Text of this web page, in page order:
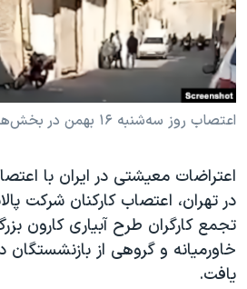
فرهنگ و زندگی
حقوق شهروندی
اقتصادی
علم و فناوری
گالری عکس
آرشیو پخش زنده
انتخابات ریاست جمهوری آمریکا ۲۰۲۴
حمله جمهوری اسلامی به اسرائیل
رمز مهسا
اعتراضات زن، زندگی، آزادی
مجموعه مستندهای دادخواهی
تریبونال مردمی آبان ۹۸
دادگاه حمید نوری
دنبال کنید
اعتصاب روز سه‌شنبه ۱۶ بهمن در بخش‌هایی از بازار تهران
اعتراضات معیشتی در ایران با
در تهران، اعتصاب کارکنان شرکت
تجمع کارگران طرح آبیاری کارون
خاورمیانه و گروهی از بازنشستگان
یافت.